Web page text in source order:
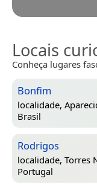
Locais
Conheça lugares
Bonfim
localidade,
Brasil
Rodrigos
localidade, Torres
Portugal